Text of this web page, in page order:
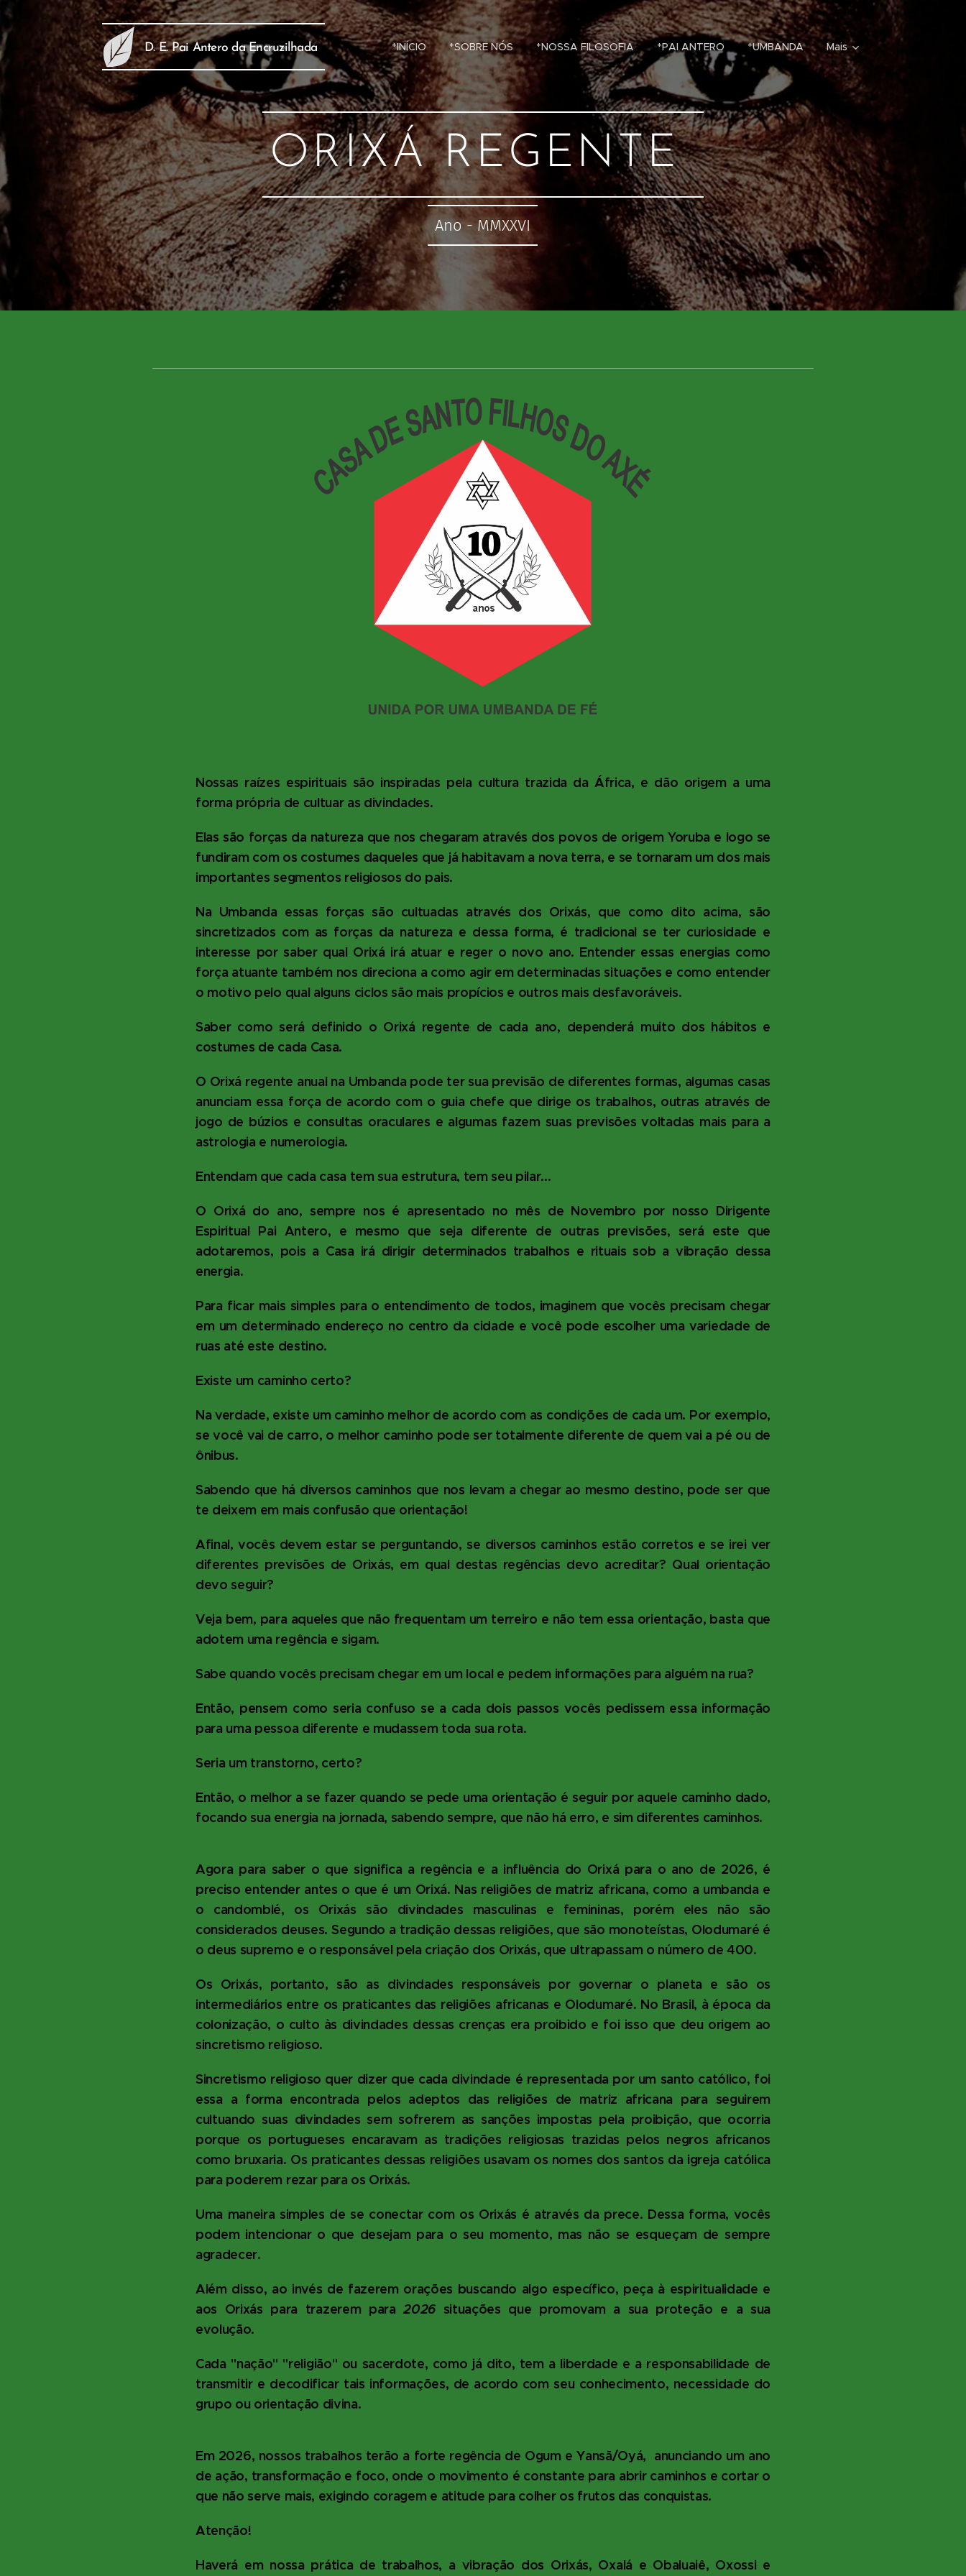
D. E. Pai Antero da Encruzilhada *INÍCIO *SOBRE NÓS *NOSSA FILOSOFIA *PAI ANTERO *UMBANDA Mais
ORIXÁ REGENTE
Ano - MMXXVI
Nossas raízes espirituais são inspiradas pela cultura trazida da África, e dão origem a uma
forma própria de cultuar as divindades.
Elas são forças da natureza que nos chegaram através dos povos de origem Yoruba e logo se
fundiram com os costumes daqueles que já habitavam a nova terra, e se tornaram um dos mais
importantes segmentos religiosos do pais.
Na Umbanda essas forças são cultuadas através dos Orixás, que como dito acima, são
sincretizados com as forças da natureza e dessa forma, é tradicional se ter curiosidade e
interesse por saber qual Orixá irá atuar e reger o novo ano. Entender essas energias como
força atuante também nos direciona a como agir em determinadas situações e como entender
o motivo pelo qual alguns ciclos são mais propícios e outros mais desfavoráveis.
Saber como será definido o Orixá regente de cada ano, dependerá muito dos hábitos e
costumes de cada Casa.
O Orixá regente anual na Umbanda pode ter sua previsão de diferentes formas, algumas casas
anunciam essa força de acordo com o guia chefe que dirige os trabalhos, outras através de
jogo de búzios e consultas oraculares e algumas fazem suas previsões voltadas mais para a
astrologia e numerologia.
Entendam que cada casa tem sua estrutura, tem seu pilar...
O Orixá do ano, sempre nos é apresentado no mês de Novembro por nosso Dirigente
Espiritual Pai Antero, e mesmo que seja diferente de outras previsões, será este que
adotaremos, pois a Casa irá dirigir determinados trabalhos e rituais sob a vibração dessa
energia.
Para ficar mais simples para o entendimento de todos, imaginem que vocês precisam chegar
em um determinado endereço no centro da cidade e você pode escolher uma variedade de
ruas até este destino.
Existe um caminho certo?
Na verdade, existe um caminho melhor de acordo com as condições de cada um. Por exemplo,
se você vai de carro, o melhor caminho pode ser totalmente diferente de quem vai a pé ou de
ônibus.
Sabendo que há diversos caminhos que nos levam a chegar ao mesmo destino, pode ser que
te deixem em mais confusão que orientação!
Afinal, vocês devem estar se perguntando, se diversos caminhos estão corretos e se irei ver
diferentes previsões de Orixás, em qual destas regências devo acreditar? Qual orientação
devo seguir?
Veja bem, para aqueles que não frequentam um terreiro e não tem essa orientação, basta que
adotem uma regência e sigam.
Sabe quando vocês precisam chegar em um local e pedem informações para alguém na rua?
Então, pensem como seria confuso se a cada dois passos vocês pedissem essa informação
para uma pessoa diferente e mudassem toda sua rota.
Seria um transtorno, certo?
Então, o melhor a se fazer quando se pede uma orientação é seguir por aquele caminho dado,
focando sua energia na jornada, sabendo sempre, que não há erro, e sim diferentes caminhos.
Agora para saber o que significa a regência e a influência do Orixá para o ano de 2026, é
preciso entender antes o que é um Orixá. Nas religiões de matriz africana, como a umbanda e
o candomblé, os Orixás são divindades masculinas e femininas, porém eles não são
considerados deuses. Segundo a tradição dessas religiões, que são monoteístas, Olodumaré é
o deus supremo e o responsável pela criação dos Orixás, que ultrapassam o número de 400.
Os Orixás, portanto, são as divindades responsáveis por governar o planeta e são os
intermediários entre os praticantes das religiões africanas e Olodumaré. No Brasil, à época da
colonização, o culto às divindades dessas crenças era proibido e foi isso que deu origem ao
sincretismo religioso.
Sincretismo religioso quer dizer que cada divindade é representada por um santo católico, foi
essa a forma encontrada pelos adeptos das religiões de matriz africana para seguirem
cultuando suas divindades sem sofrerem as sanções impostas pela proibição, que ocorria
porque os portugueses encaravam as tradições religiosas trazidas pelos negros africanos
como bruxaria. Os praticantes dessas religiões usavam os nomes dos santos da igreja católica
para poderem rezar para os Orixás.
Uma maneira simples de se conectar com os Orixás é através da prece. Dessa forma, vocês
podem intencionar o que desejam para o seu momento, mas não se esqueçam de sempre
agradecer.
Além disso, ao invés de fazerem orações buscando algo específico, peça à espiritualidade e
aos Orixás para trazerem para2026situações que promovam a sua proteção e a sua
evolução.
Cada "nação" "religião" ou sacerdote, como já dito, tem a liberdade e a responsabilidade de
transmitir e decodificar tais informações, de acordo com seu conhecimento, necessidade do
grupo ou orientação divina.
Em 2026, nossos trabalhos terão a forte regência de Ogum e Yansã/Oyá, anunciando um ano
de ação, transformação e foco, onde o movimento é constante para abrir caminhos e cortar o
que não serve mais, exigindo coragem e atitude para colher os frutos das conquistas.
Atenção!
Haverá em nossa prática de trabalhos, a vibração dos Orixás, Oxalá e Obaluaiê, Oxossi e